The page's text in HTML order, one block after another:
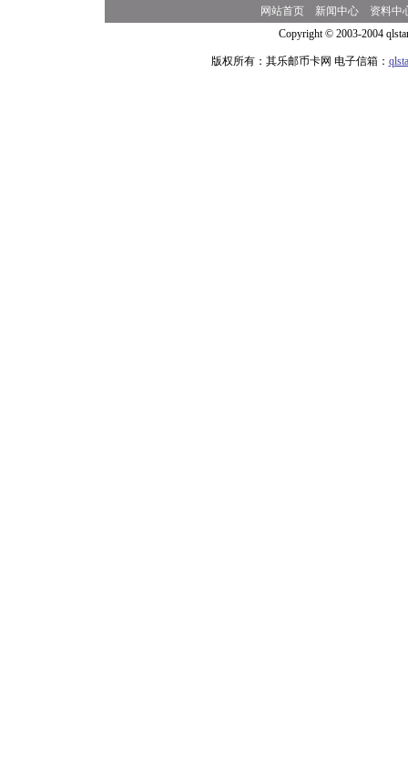
网站首页 新闻中心
资料中
Copyright © 2003-2004
版权所有：其乐邮币卡网 电子信箱：